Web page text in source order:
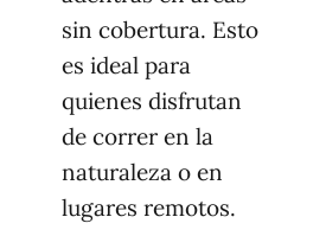
sin cobertura. Esto
es ideal para
quienes disfrutan
de correr en la
naturaleza o en
lugares remotos.